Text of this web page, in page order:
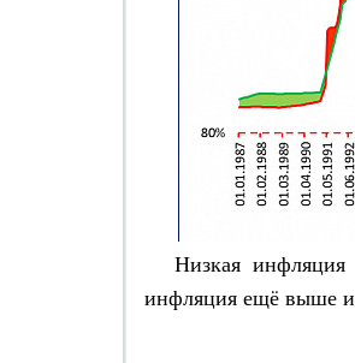
Низкая инфляция
инфляция ещё выше и